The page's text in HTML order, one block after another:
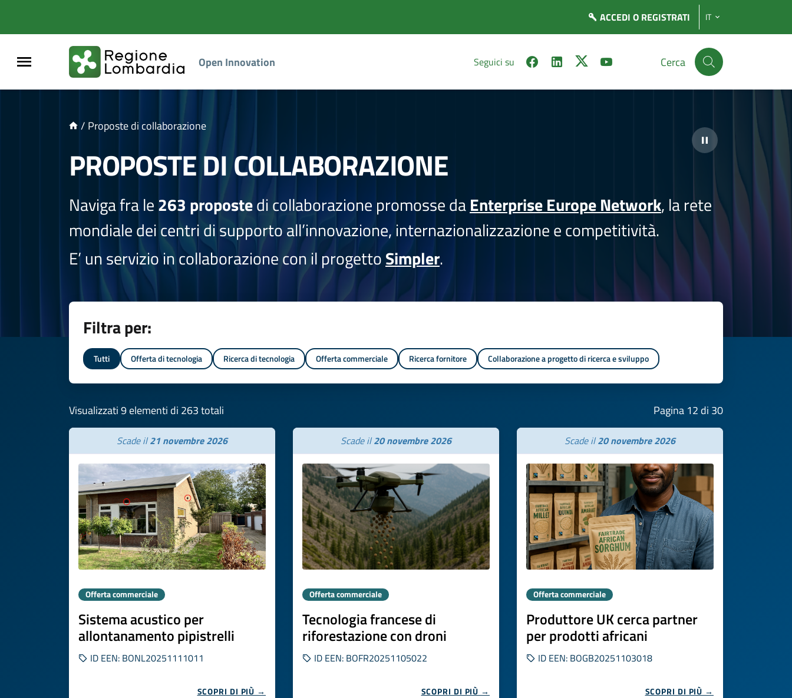
ACCEDI O REGISTRATI IT
Open Innovation Seguici su Cerca
/ Proposte di collaborazione
PROPOSTE DI COLLABORAZIONE
Naviga fra le263 propostedi collaborazione promosse daEnterprise Europe Network, la rete
mondiale dei centri di supporto all’innovazione, internazionalizzazione e competitività.
E’ un servizio in collaborazione con il progettoSimpler.
Filtra per:
Tutti Offerta di tecnologia Ricerca di tecnologia Offerta commerciale Ricerca fornitore Collaborazione a progetto di ricerca e sviluppo
Visualizzati 9 elementi di 263 totali Pagina 12 di 30
Scade il21 novembre 2026
Offerta commerciale
Sistema acustico per
allontanamento pipistrelli
ID EEN: BONL20251111011
SCOPRI DI PIÙ →
Scade il20 novembre 2026
Offerta commerciale
Tecnologia francese di
riforestazione con droni
ID EEN: BOFR20251105022
SCOPRI DI PIÙ →
Scade il20 novembre 2026
Offerta commerciale
Produttore UK cerca partner
per prodotti africani
ID EEN: BOGB20251103018
SCOPRI DI PIÙ →